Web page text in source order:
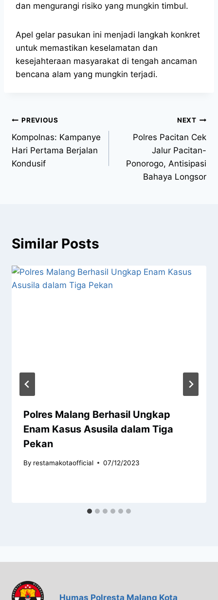
dan mengurangi risiko yang mungkin timbul.
Apel gelar pasukan ini menjadi langkah konkret
untuk memastikan keselamatan dan
kesejahteraan masyarakat di tengah ancaman
bencana alam yang mungkin terjadi.
PREVIOUS
Kompolnas: Kampanye
Hari Pertama Berjalan
Kondusif
NEXT
Polres Pacitan Cek
Jalur Pacitan-
Ponorogo, Antisipasi
Bahaya Longsor
Similar Posts
Polres Malang Berhasil Ungkap
Enam Kasus Asusila dalam Tiga
Pekan
By restamakotaofficial 07/12/2023
Humas Polresta Malang Kota